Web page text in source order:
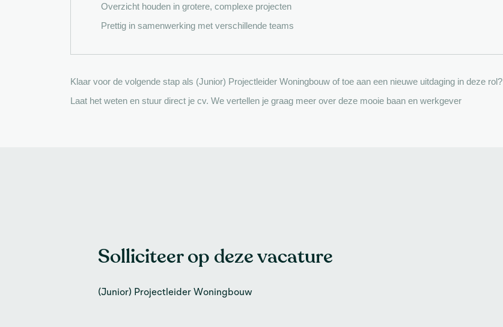
Overzicht houden in grotere, complexe projecten
Prettig in samenwerking met verschillende teams
Klaar voor de volgende stap als (Junior) Projectleider Woningbouw of toe aan een nieuwe uitdaging in deze rol?
Laat het weten en stuur direct je cv. We vertellen je graag meer over deze mooie baan en werkgever
Solliciteer op deze vacature
(Junior) Projectleider Woningbouw